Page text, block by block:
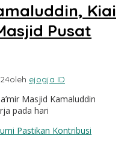
Kiai
Pusat
oleh ejogja ID
Masjid Kamaluddin
pada hari